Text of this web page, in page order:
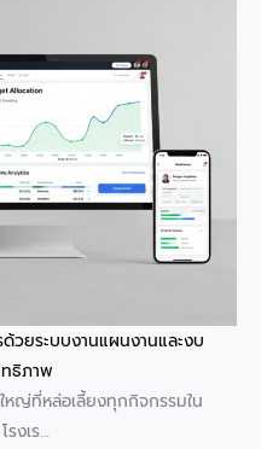
วยระบบงานแผนงานและงบ
ธิภาพ
หญ่ที่หล่อเลี้ยงทุกกิจกรรมใน
งเร…